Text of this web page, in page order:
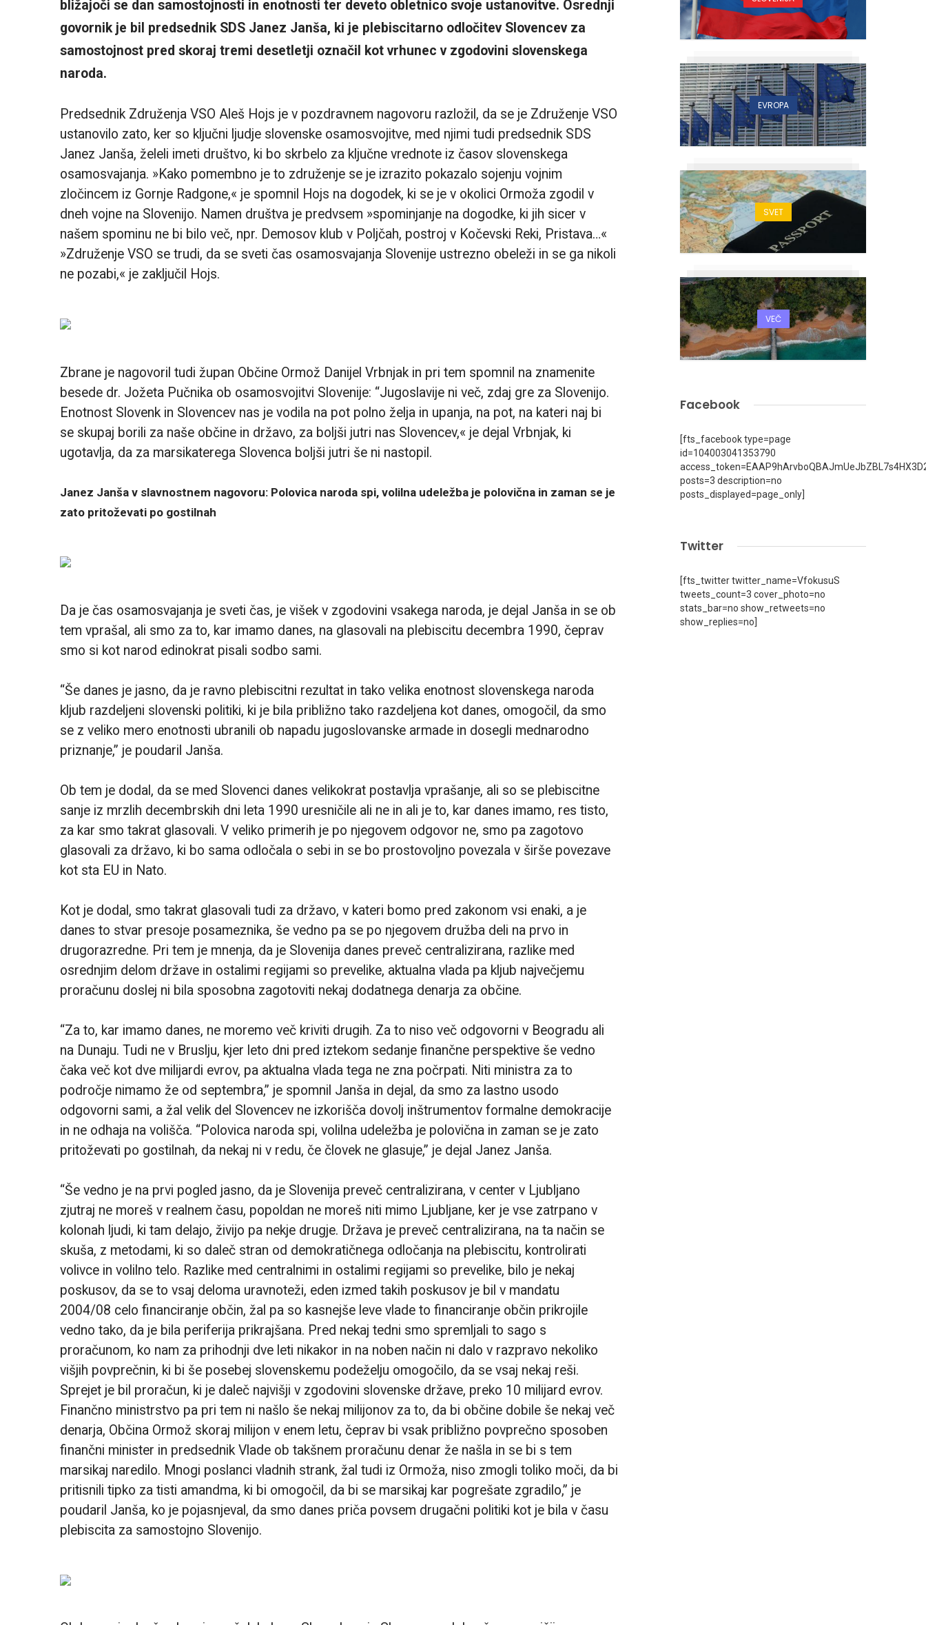
bližajoči se dan samostojnosti in enotnosti ter deveto obletnico svoje ustanovitve. Osrednji
govornik je bil predsednik SDS Janez Janša, ki je plebiscitarno odločitev Slovencev za
samostojnost pred skoraj tremi desetletji označil kot vrhunec v zgodovini slovenskega
naroda.
Predsednik Združenja VSO Aleš Hojs je v pozdravnem nagovoru razložil, da se je Združenje VSO
ustanovilo zato, ker so ključni ljudje slovenske osamosvojitve, med njimi tudi predsednik SDS
Janez Janša, želeli imeti društvo, ki bo skrbelo za ključne vrednote iz časov slovenskega
osamosvajanja. »Kako pomembno je to združenje se je izrazito pokazalo sojenju vojnim
zločincem iz Gornje Radgone,« je spomnil Hojs na dogodek, ki se je v okolici Ormoža zgodil v
dneh vojne na Slovenijo. Namen društva je predvsem »spominjanje na dogodke, ki jih sicer v
našem spominu ne bi bilo več, npr. Demosov klub v Poljčah, postroj v Kočevski Reki, Pristava…«
»Združenje VSO se trudi, da se sveti čas osamosvajanja Slovenije ustrezno obeleži in se ga nikoli
ne pozabi,« je zaključil Hojs.
Zbrane je nagovoril tudi župan Občine Ormož Danijel Vrbnjak in pri tem spomnil na znamenite
besede dr. Jožeta Pučnika ob osamosvojitvi Slovenije: “Jugoslavije ni več, zdaj gre za Slovenijo.
Enotnost Slovenk in Slovencev nas je vodila na pot polno želja in upanja, na pot, na kateri naj bi
se skupaj borili za naše občine in državo, za boljši jutri nas Slovencev,« je dejal Vrbnjak, ki
ugotavlja, da za marsikaterega Slovenca boljši jutri še ni nastopil.
Janez Janša v slavnostnem nagovoru: Polovica naroda spi, volilna udeležba je polovična in zaman se je
zato pritoževati po gostilnah
Da je čas osamosvajanja je sveti čas, je višek v zgodovini vsakega naroda, je dejal Janša in se ob
tem vprašal, ali smo za to, kar imamo danes, na glasovali na plebiscitu decembra 1990, čeprav
smo si kot narod edinokrat pisali sodbo sami.
“Še danes je jasno, da je ravno plebiscitni rezultat in tako velika enotnost slovenskega naroda
kljub razdeljeni slovenski politiki, ki je bila približno tako razdeljena kot danes, omogočil, da smo
se z veliko mero enotnosti ubranili ob napadu jugoslovanske armade in dosegli mednarodno
priznanje,” je poudaril Janša.
Ob tem je dodal, da se med Slovenci danes velikokrat postavlja vprašanje, ali so se plebiscitne
sanje iz mrzlih decembrskih dni leta 1990 uresničile ali ne in ali je to, kar danes imamo, res tisto,
za kar smo takrat glasovali. V veliko primerih je po njegovem odgovor ne, smo pa zagotovo
glasovali za državo, ki bo sama odločala o sebi in se bo prostovoljno povezala v širše povezave
kot sta EU in Nato.
Kot je dodal, smo takrat glasovali tudi za državo, v kateri bomo pred zakonom vsi enaki, a je
danes to stvar presoje posameznika, še vedno pa se po njegovem družba deli na prvo in
drugorazredne. Pri tem je mnenja, da je Slovenija danes preveč centralizirana, razlike med
osrednjim delom države in ostalimi regijami so prevelike, aktualna vlada pa kljub največjemu
proračunu doslej ni bila sposobna zagotoviti nekaj dodatnega denarja za občine.
“Za to, kar imamo danes, ne moremo več kriviti drugih. Za to niso več odgovorni v Beogradu ali
na Dunaju. Tudi ne v Bruslju, kjer leto dni pred iztekom sedanje finančne perspektive še vedno
čaka več kot dve milijardi evrov, pa aktualna vlada tega ne zna počrpati. Niti ministra za to
področje nimamo že od septembra,” je spomnil Janša in dejal, da smo za lastno usodo
odgovorni sami, a žal velik del Slovencev ne izkorišča dovolj inštrumentov formalne demokracije
in ne odhaja na volišča. “Polovica naroda spi, volilna udeležba je polovična in zaman se je zato
pritoževati po gostilnah, da nekaj ni v redu, če človek ne glasuje,” je dejal Janez Janša.
“Še vedno je na prvi pogled jasno, da je Slovenija preveč centralizirana, v center v Ljubljano
zjutraj ne moreš v realnem času, popoldan ne moreš niti mimo Ljubljane, ker je vse zatrpano v
kolonah ljudi, ki tam delajo, živijo pa nekje drugje. Država je preveč centralizirana, na ta način se
skuša, z metodami, ki so daleč stran od demokratičnega odločanja na plebiscitu, kontrolirati
volivce in volilno telo. Razlike med centralnimi in ostalimi regijami so prevelike, bilo je nekaj
poskusov, da se to vsaj deloma uravnoteži, eden izmed takih poskusov je bil v mandatu
2004/08 celo financiranje občin, žal pa so kasnejše leve vlade to financiranje občin prikrojile
vedno tako, da je bila periferija prikrajšana. Pred nekaj tedni smo spremljali to sago s
proračunom, ko nam za prihodnji dve leti nikakor in na noben način ni dalo v razpravo nekoliko
višjih povprečnin, ki bi še posebej slovenskemu podeželju omogočilo, da se vsaj nekaj reši.
Sprejet je bil proračun, ki je daleč najvišji v zgodovini slovenske države, preko 10 milijard evrov.
Finančno ministrstvo pa pri tem ni našlo še nekaj milijonov za to, da bi občine dobile še nekaj več
denarja, Občina Ormož skoraj milijon v enem letu, čeprav bi vsak približno povprečno sposoben
finančni minister in predsednik Vlade ob takšnem proračunu denar že našla in se bi s tem
marsikaj naredilo. Mnogi poslanci vladnih strank, žal tudi iz Ormoža, niso zmogli toliko moči, da bi
pritisnili tipko za tisti amandma, ki bi omogočil, da bi se marsikaj kar pogrešate zgradilo,” je
poudaril Janša, ko je pojasnjeval, da smo danes priča povsem drugačni politiki kot je bila v času
plebiscita za samostojno Slovenijo.
EVROPA
SVET
VEČ
Facebook
[fts_facebook type=page
id=104003041353790
posts=3 description=no
posts_displayed=page_only]
Twitter
[fts_twitter twitter_name=VfokusuS
tweets_count=3 cover_photo=no
stats_bar=no show_retweets=no
show_replies=no]